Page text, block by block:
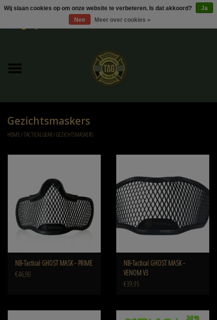
UItverkoop
Kleding
Ammo
Diverse
Gezichtsmaskers
HOME/TACTICAL GEAR/GEZICHTSMASKERS
NB-Tactical GHOST MASK - PRIME
€46,90
NB-Tactical GHOST MASK -
VENOM V3
€39,95
Wij slaan cookies op om onze website te verbeteren. Is dat akkoord?
Ja
Nee
Meer over cookies »